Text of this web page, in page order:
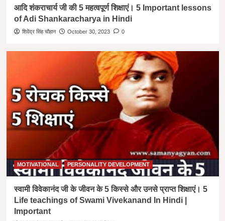
आदि शंकराचार्य जी की 5 महत्वपूर्ण शिक्षाएं। 5 Important lessons
of Adi Shankaracharya in Hindi
शिवेंद्र सिंह चौहान October 30, 2023 0
MOTIVATIONAL PERSONALITY DEVELOPMENT
स्वामी विवेकानंद जी के जीवन के 5 किस्से और उनसे प्राप्त शिक्षाएं। 5
Life teachings of Swami Vivekanand In Hindi |
Important